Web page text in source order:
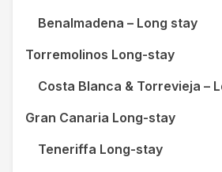
kmKemerin venesatama: 3,5 km
kmThree Islands Diving Area: 12,5 km
18,3 kmBeldibin rantapuisto: 18,5 km
Benalmadena – Long stay
Torremolinos Long-stay
Costa Blanca & Torrevieja –
Gran Canaria Long-stay
Teneriffa Long-stay